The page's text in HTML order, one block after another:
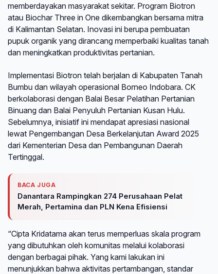
memberdayakan masyarakat sekitar. Program Biotron
atau Biochar Three in One dikembangkan bersama mitra
di Kalimantan Selatan. Inovasi ini berupa pembuatan
pupuk organik yang dirancang memperbaiki kualitas tanah
dan meningkatkan produktivitas pertanian.
Implementasi Biotron telah berjalan di Kabupaten Tanah
Bumbu dan wilayah operasional Borneo Indobara. CK
berkolaborasi dengan Balai Besar Pelatihan Pertanian
Binuang dan Balai Penyuluh Pertanian Kusan Hulu.
Sebelumnya, inisiatif ini mendapat apresiasi nasional
lewat Pengembangan Desa Berkelanjutan Award 2025
dari Kementerian Desa dan Pembangunan Daerah
Tertinggal.
BACA JUGA
Danantara Rampingkan 274 Perusahaan Pelat
Merah, Pertamina dan PLN Kena Efisiensi
“Cipta Kridatama akan terus memperluas skala program
yang dibutuhkan oleh komunitas melalui kolaborasi
dengan berbagai pihak. Yang kami lakukan ini
menunjukkan bahwa aktivitas pertambangan, standar